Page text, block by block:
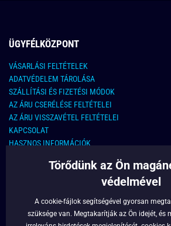
ÜGYFÉLKÖZPONT
VÁSARLÁSI FELTÉTELEK
ADATVÉDELEM TÁROLÁSA
SZÁLLÍTÁSI ÉS FIZETÉSI MÓDOK
AZ ÁRU CSERÉLÉSE FELTÉTELEI
AZ ÁRU VISSZAVÉTEL FELTÉTELEI
KAPCSOLAT
HASZNOS INFORMÁCIÓK
KAPCSOLAT
info@legyferfi.hu
FONTOS INFORMÁCIÓK
Törődünk az Ön
védelmével
A cookie-fájlok segítségével gyorsan
szüksége van. Megtakarítják az Ön idejét, és